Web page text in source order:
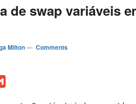
de swap variáveis
Milton— Comments